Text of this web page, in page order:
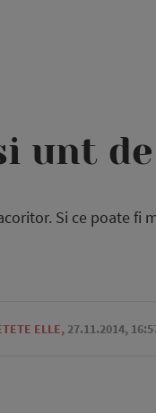
unt
Si ce poate fi
ELLE, 27.11.2014,